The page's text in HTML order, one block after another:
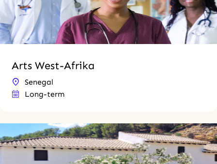
Arts West-Afrika
Senegal
Long-term